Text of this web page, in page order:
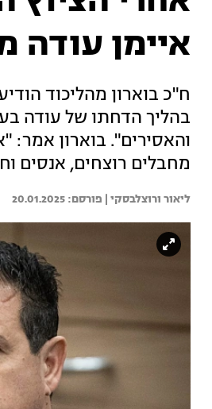
איימן עודה
בהליך הדחתו של עודה
והאסירים". בוארון אמר:
מחבלים רוצחים, אנסים
ליאור ורוצלבסקי | 20.01.2025